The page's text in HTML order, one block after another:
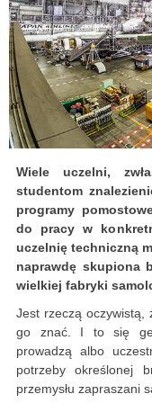
Wiele uczelni,
studentom
programy
do pracy w
uczelnię techniczną
naprawdę skupiona
wielkiej fabryki
Jest rzeczą oczywistą,
go znać. I to się
prowadzą albo
potrzeby określonej
przemysłu zapraszani